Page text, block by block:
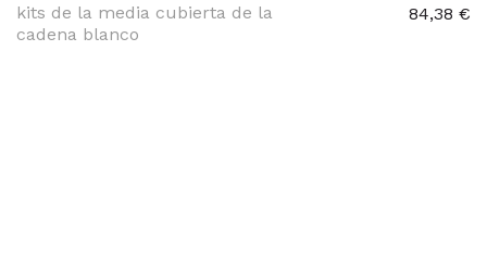
kits de la media cubierta de la
cadena blanco
84,38 €